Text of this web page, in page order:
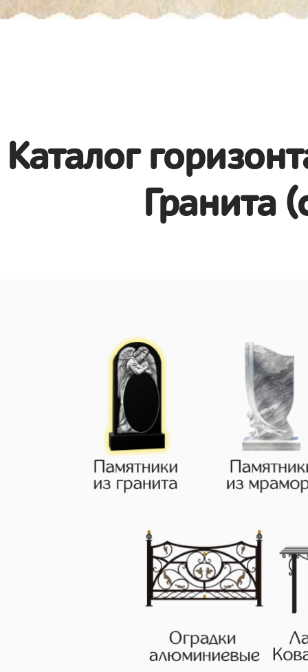
Каталог
Гранита